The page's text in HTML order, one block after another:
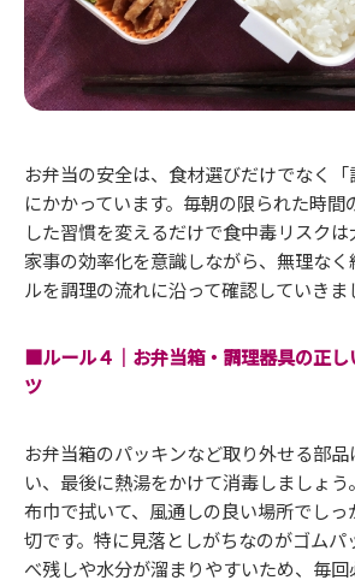
お弁当の安全は、食材選びだけでなく「
にかかっています。毎朝の限られた時間
した習慣を変えるだけで食中毒リスクは
家事の効率化を意識しながら、無理な
ルを調理の流れに沿って確認していきま
■ルール４｜お弁当箱・調理器具の正し
ツ
お弁当箱のパッキンなど取り外せる部
い、最後に熱湯をかけて消毒しましょ
布巾で拭いて、風通しの良い場所でし
切です。特に見落としがちなのがゴムパ
べ残しや水分が溜まりやすいため、毎